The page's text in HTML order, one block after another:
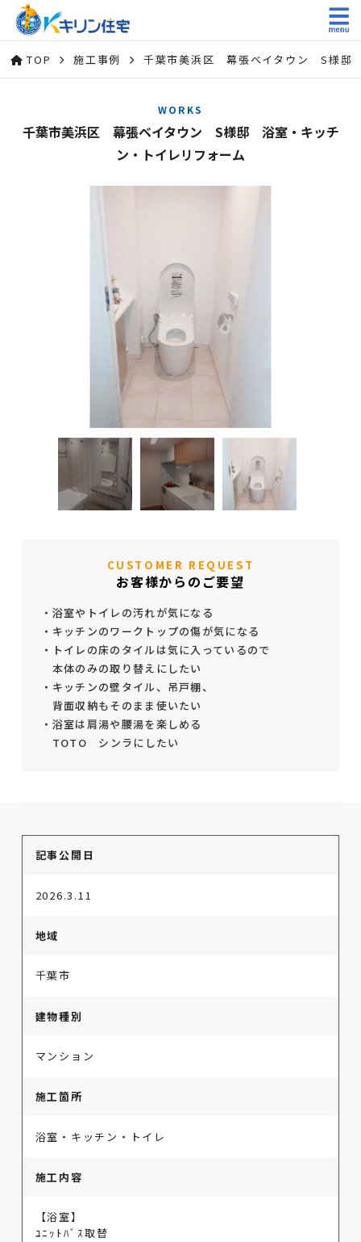
TOP 施工事例 千葉市美浜区 幕張ベイタウン S様邸
WORKS
千葉市美浜区 幕張ベイタウン S様邸 浴室・キッチ
ン・トイレリフォーム
CUSTOMER REQUEST
お客様からのご要望
・浴室やトイレの汚れが気になる
・キッチンのワークトップの傷が気になる
・トイレの床のタイルは気に入っているので
本体のみの取り替えにしたい
・キッチンの壁タイル、吊戸棚、
背面収納もそのまま使いたい
・浴室は肩湯や腰湯を楽しめる
TOTO シンラにしたい
記事公開日
2026.3.11
地域
千葉市
建物種別
マンション
施工箇所
浴室・キッチン・トイレ
施工内容
【浴室】
ﾕﾆｯﾄﾊﾞｽ取替